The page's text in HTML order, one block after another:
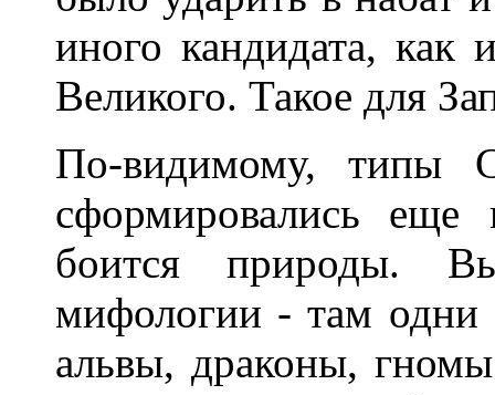
иного кандидата, как
Великого. Такое для
По-видимому, типы
сформировались
боится природы.
мифологии - там одни
альвы, драконы,